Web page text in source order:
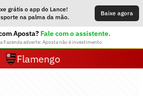
grátis o app do Lance!
na palma da mão.
Baixe agora
Aposta? Fale com o assistente.
Fazenda adverte: Aposta não é investimento
Flamengo